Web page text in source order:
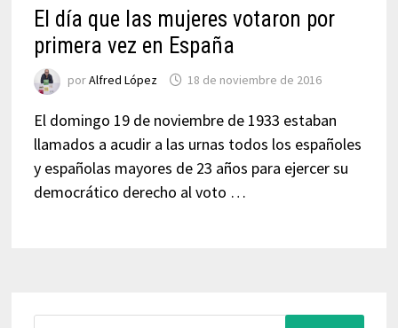
El día que las mujeres votaron por
primera vez en España
porAlfred López 18 de noviembre de 2016
El domingo 19 de noviembre de 1933 estaban
llamados a acudir a las urnas todos los españoles
y españolas mayores de 23 años para ejercer su
democrático derecho al voto …